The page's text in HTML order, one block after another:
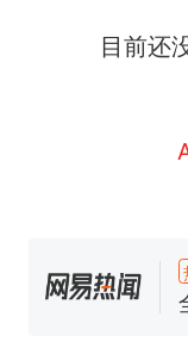
目前还